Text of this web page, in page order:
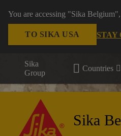
You are accessing "Sika
TO SIKA USA STAY
Sika
Group
Countries
Sika